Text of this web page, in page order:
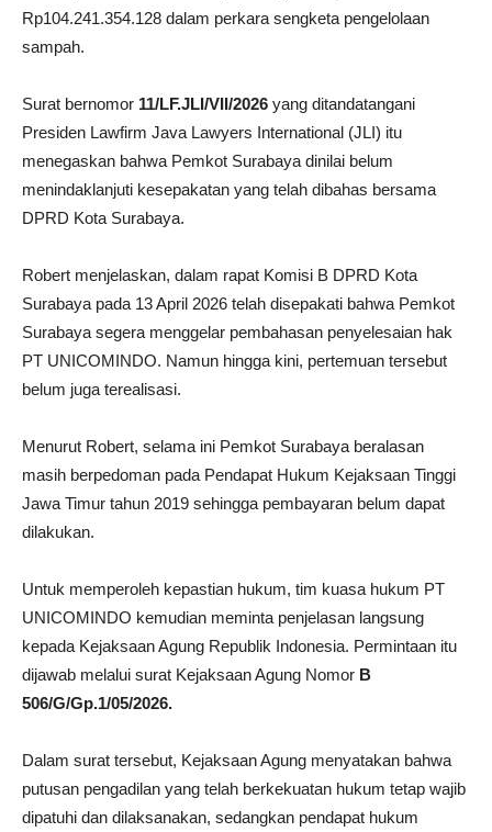
Rp104.241.354.128 dalam perkara sengketa pengelolaan
sampah.
Surat bernomor 11/LF.JLI/VII/2026 yang ditandatangani
Presiden Lawfirm Java Lawyers International (JLI) itu
menegaskan bahwa Pemkot Surabaya dinilai belum
menindaklanjuti kesepakatan yang telah dibahas bersama
DPRD Kota Surabaya.
Robert menjelaskan, dalam rapat Komisi B DPRD Kota
Surabaya pada 13 April 2026 telah disepakati bahwa Pemkot
Surabaya segera menggelar pembahasan penyelesaian hak
PT UNICOMINDO. Namun hingga kini, pertemuan tersebut
belum juga terealisasi.
Menurut Robert, selama ini Pemkot Surabaya beralasan
masih berpedoman pada Pendapat Hukum Kejaksaan Tinggi
Jawa Timur tahun 2019 sehingga pembayaran belum dapat
dilakukan.
Untuk memperoleh kepastian hukum, tim kuasa hukum PT
UNICOMINDO kemudian meminta penjelasan langsung
kepada Kejaksaan Agung Republik Indonesia. Permintaan itu
dijawab melalui surat Kejaksaan Agung Nomor B
506/G/Gp.1/05/2026.
Dalam surat tersebut, Kejaksaan Agung menyatakan bahwa
putusan pengadilan yang telah berkekuatan hukum tetap wajib
dipatuhi dan dilaksanakan, sedangkan pendapat hukum